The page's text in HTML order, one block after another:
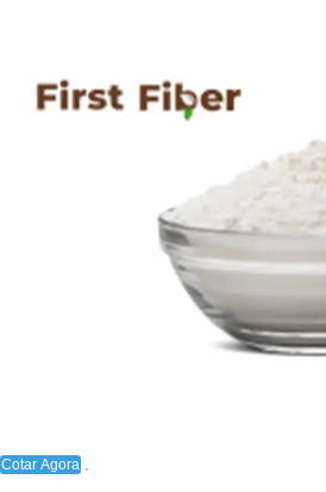
Cotar Agora